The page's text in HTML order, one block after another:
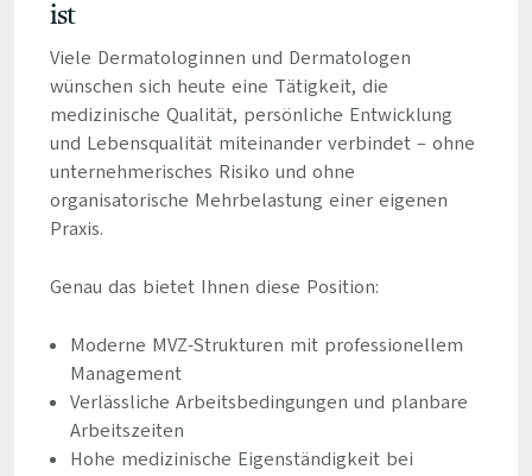
ist
Viele Dermatologinnen und Dermatologen
wünschen sich heute eine Tätigkeit, die
medizinische Qualität, persönliche Entwicklung
und Lebensqualität miteinander verbindet – ohne
unternehmerisches Risiko und ohne
organisatorische Mehrbelastung einer eigenen
Praxis.
Genau das bietet Ihnen diese Position:
Moderne MVZ-Strukturen mit professionellem
Management
Verlässliche Arbeitsbedingungen und planbare
Arbeitszeiten
Hohe medizinische Eigenständigkeit bei